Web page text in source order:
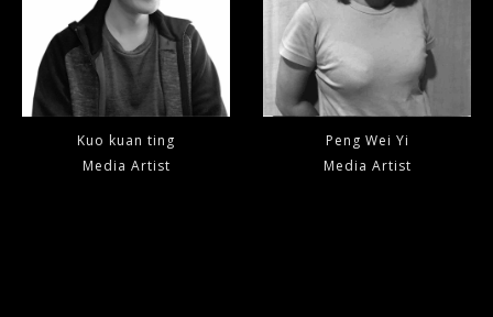
Kuo kuan ting
Media Artist
Peng Wei Yi
Media Artist